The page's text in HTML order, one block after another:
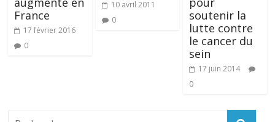
France
17 février 2016
0
10 avril 2011
0
soutenir la
lutte contre
le cancer du
sein
17 juin 2014
0